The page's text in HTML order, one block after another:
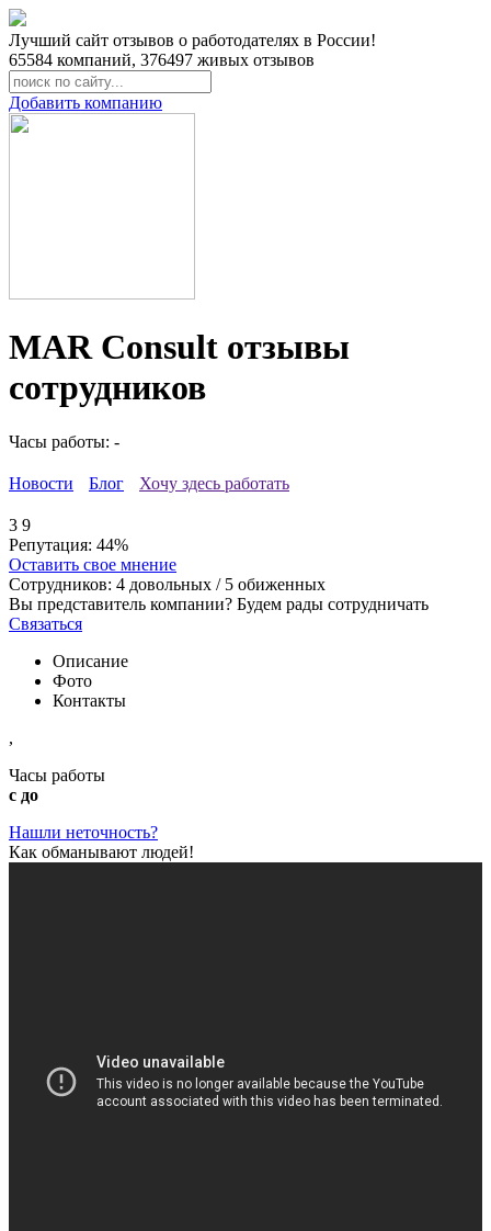
Лучший сайт отзывов о работодателях в России!
65584 компаний, 376497 живых отзывов
Добавить компанию
MAR Consult отзывы
сотрудников
Часы работы: -
Новости Блог Хочу здесь работать
3 9
Репутация: 44%
Оставить свое мнение
Сотрудников: 4 довольных / 5 обиженных
Вы представитель компании? Будем рады сотрудничать
Связаться
Описание
Фото
Контакты
,
Часы работы
с до
Нашли неточность?
Как обманывают людей!